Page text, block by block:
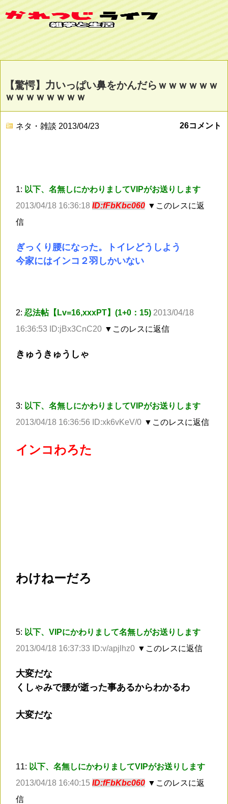
【驚愕】力いっぱい鼻をかんだらｗｗｗｗｗｗ
ｗｗｗｗｗｗｗｗ
ネタ・雑談 2013/04/23 26コメント
1: 以下、名無しにかわりましてVIPがお送りします
2013/04/18 16:36:18 ID:fFbKbc060 ▼このレスに返
信
ぎっくり腰になった。トイレどうしよう
今家にはインコ２羽しかいない
2: 忍法帖【Lv=16,xxxPT】(1+0：15) 2013/04/18
16:36:53 ID:jBx3CnC20 ▼このレスに返信
きゅうきゅうしゃ
3: 以下、名無しにかわりましてVIPがお送りします
2013/04/18 16:36:56 ID:xk6vKeV/0 ▼このレスに返信
インコわろた
わけねーだろ
5: 以下、VIPにかわりまして名無しがお送りします
2013/04/18 16:37:33 ID:v/apjlhz0 ▼このレスに返信
大変だな
くしゃみで腰が逝った事あるからわかるわ
大変だな
11: 以下、名無しにかわりましてVIPがお送りします
2013/04/18 16:40:15 ID:fFbKbc060 ▼このレスに返
信